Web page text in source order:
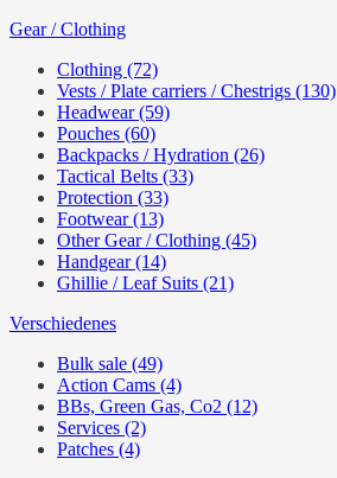
Gear / Clothing
Clothing (72)
Vests / Plate carriers / Chestrigs (130)
Headwear (59)
Pouches (60)
Backpacks / Hydration (26)
Tactical Belts (33)
Protection (33)
Footwear (13)
Other Gear / Clothing (45)
Handgear (14)
Ghillie / Leaf Suits (21)
Verschiedenes
Bulk sale (49)
Action Cams (4)
BBs, Green Gas, Co2 (12)
Services (2)
Patches (4)